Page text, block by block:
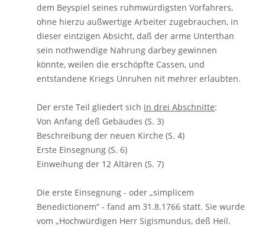
dem Beyspiel seines ruhmwürdigsten Vorfahrers,
ohne hierzu außwertige Arbeiter zugebrauchen, in
dieser eintzigen Absicht, daß der arme Unterthan
sein nothwendige Nahrung darbey gewinnen
könnte, weilen die erschöpfte Cassen, und
entstandene Kriegs Unruhen nit mehrer erlaubten.
Der erste Teil gliedert sich in drei Abschnitte:
Von Anfang deß Gebäudes (S. 3)
Beschreibung der neuen Kirche (S. 4)
Erste Einsegnung (S. 6)
Einweihung der 12 Altären (S. 7)
Die erste Einsegnung - oder „simplicem
Benedictionem“ - fand am 31.8.1766 statt. Sie wurde
vom „Hochwürdigen Herr Sigismundus, deß Heil.